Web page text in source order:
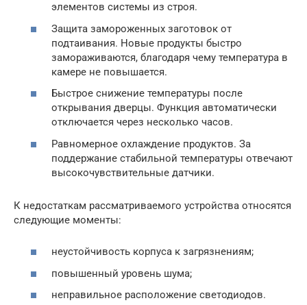
элементов системы из строя.
Защита замороженных заготовок от
подтаивания. Новые продукты быстро
замораживаются, благодаря чему температура в
камере не повышается.
Быстрое снижение температуры после
открывания дверцы. Функция автоматически
отключается через несколько часов.
Равномерное охлаждение продуктов. За
поддержание стабильной температуры отвечают
высокочувствительные датчики.
К недостаткам рассматриваемого устройства относятся
следующие моменты:
неустойчивость корпуса к загрязнениям;
повышенный уровень шума;
неправильное расположение светодиодов.